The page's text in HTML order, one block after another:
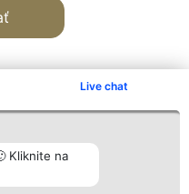
Live chat
Kliknite na
Kontakt
Kontakt